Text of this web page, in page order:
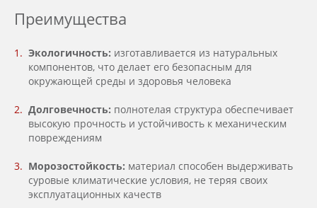
Преимущества
Экологичность: изготавливается из натуральных
компонентов, что делает его безопасным для
окружающей среды и здоровья человека
Долговечность: полнотелая структура обеспечивает
высокую прочность и устойчивость к механическим
повреждениям
Морозостойкость: материал способен выдерживать
суровые климатические условия, не теряя своих
эксплуатационных качеств